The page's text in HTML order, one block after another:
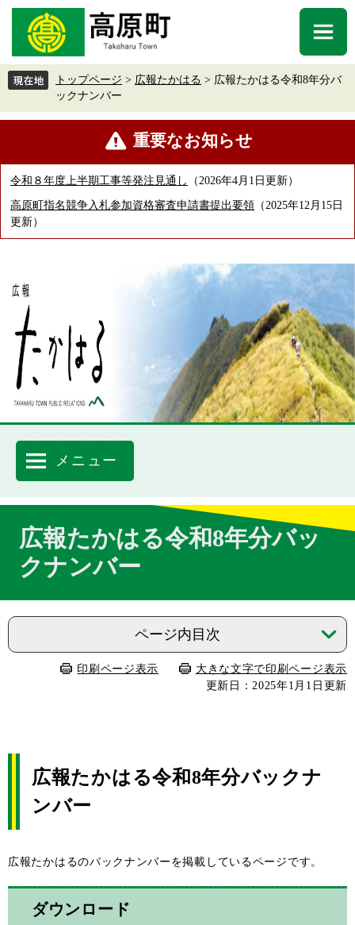
先
頭
を
飛
ニ
ュ
ー
トップページ > 広報たかはる > 広報たかはる令和8年分バ
ックナンバー
重要なお知らせ
令和８年度上半期工事等発注見通し 2026年4月1日更新
高原町指名競争入札参加資格審査申請書提出要領
2025年12月15日
更新
メニュー
広報たかはる令和8年分バッ
クナンバー
ページ内目次
印刷ページ表示
大きな文字で印刷ページ表示
更新日：2025年1月1日更新
広報たかはる令和8年分バックナ
ンバー
広報たかはるのバックナンバーを掲載しているページです。
ダウンロード